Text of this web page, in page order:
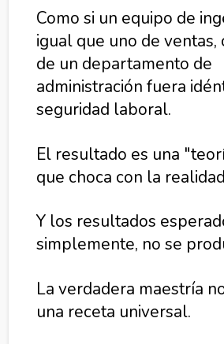
Como si un equipo de
igual que uno de ventas,
de un departamento de
administración fuera
seguridad laboral.
El resultado es una
que choca con la
Y los resultados
simplemente, no se
La verdadera maestría
una receta universal.